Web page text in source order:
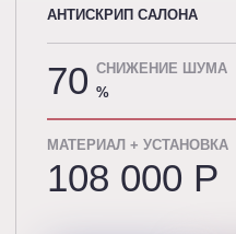
АНТИСКРИП САЛОНА
70 СНИЖЕНИЕ ШУМА
%
МАТЕРИАЛ + УСТАНОВКА
108 000 P